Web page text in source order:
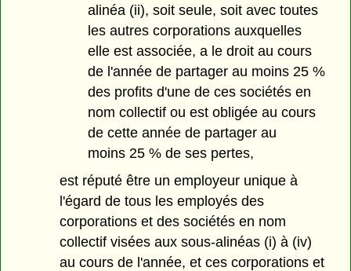
alinéa (ii), soit seule, soit avec toutes
les autres corporations auxquelles
elle est associée, a le droit au cours
de l'année de partager au moins 25 %
des profits d'une de ces sociétés en
nom collectif ou est obligée au cours
de cette année de partager au
moins 25 % de ses pertes,
est réputé être un employeur unique à
l'égard de tous les employés des
corporations et des sociétés en nom
collectif visées aux sous-alinéas (i) à (iv)
au cours de l'année, et ces corporations et